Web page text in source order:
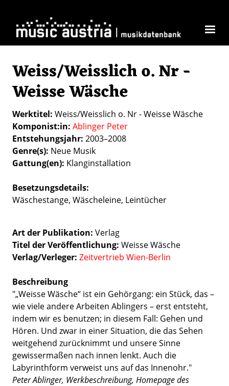
Weiss/Weisslich o. Nr -
Weisse Wäsche
Werktitel Weiss/Weisslich o. Nr - Weisse Wäsche
Komponist:in Ablinger Peter
Entstehungsjahr 2003–2008
Genre(s) Neue Musik
Gattung(en) Klanginstallation
Besetzungsdetails
Wäschestange, Wäscheleine, Leintücher
Art der Publikation Verlag
Titel der Veröffentlichung Weisse Wäsche
Verlag/Verleger Zeitvertrieb Wien-Berlin
Beschreibung
"„Weisse Wäsche“ ist ein Gehörgang: ein Stück, das –
wie viele andere Arbeiten Ablingers – erst entsteht,
indem wir es benutzen; in diesem Fall: Gehen und
Hören. Und zwar in einer Situation, die das Sehen
weitgehend zurücknimmt und unsere Sinne
gewissermaßen nach innen lenkt. Auch die
Labyrinthform verweist uns auf das Innenohr."
Peter Ablinger, Werkbeschreibung, Homepage des